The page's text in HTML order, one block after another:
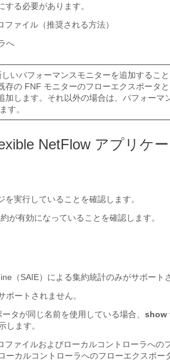
る必要があります。
ァイル（推奨される方法）
へ
いパフォーマンスモニターを追加するこ
存の FNF モニターのフローエクスポータ
加します。それ以外の場合は、パフォーマ
す。
NetFlow アプリケ
実行していることを確認します。
が有効になっていることを確認します。
（SAIE）による集約統計のみがサポート
ートされません。
タが同じ名前を使用している場合、 show
します。
ァイルおよびローカルコントローラへの
ーカルコントローラへのフローエクスポー